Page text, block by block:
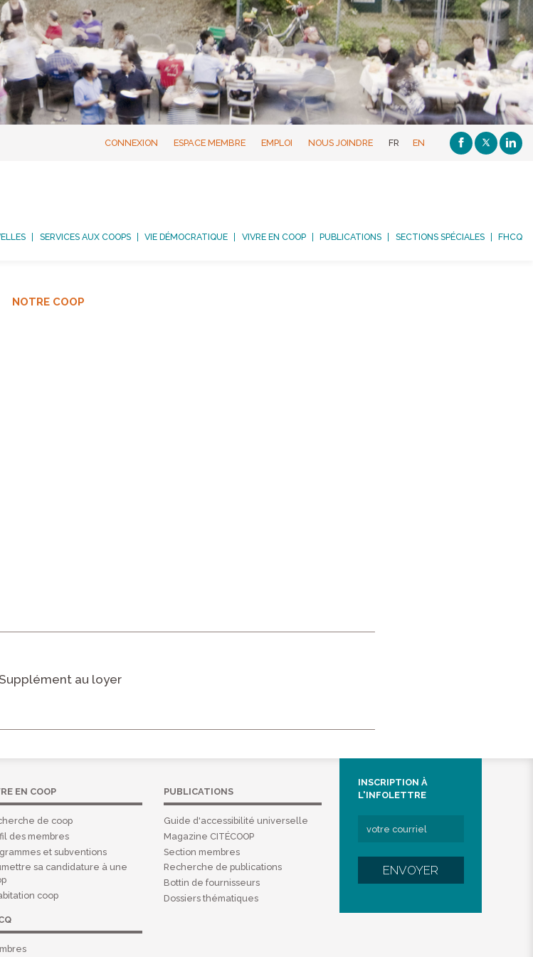
CONNEXION ESPACE MEMBRE EMPLOI NOUS JOINDRE FR EN
SERVICES AUX COOPS VIE DÉMOCRATIQUE VIVRE EN COOP PUBLICATIONS SECTIONS SPÉCIALES FHCQ
NOTRE COOP
au loyer
EN COOP
de coop
des membres
et subventions
sa candidature à une
coop
PUBLICATIONS
Guide d'accessibilité universelle
Magazine CITÉCOOP
Section membres
Recherche de publications
Bottin de fournisseurs
Dossiers thématiques
INSCRIPTION À
L'INFOLETTRE
ENVOYER